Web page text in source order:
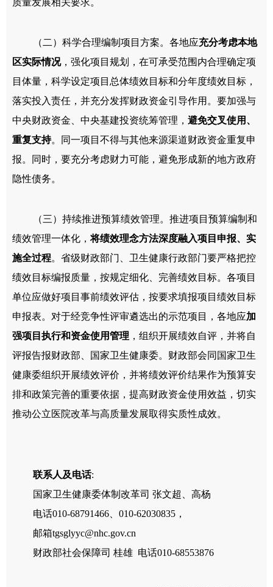
质量发展相关要求。
（二）科学合理编制项目方案。各地应充分考虑本地
区实际情况，强化项目规划，在可承受范围内合理确定项
目体量，科学设定项目总体绩效目标和分年度绩效目标，
落实投入责任，并充分发挥财政资金引导作用。要加强与
中央财政资金、中央基建投资统筹管理， 避免交叉使用、
重复支持。同一项目不得与其他来源渠道财政资金重复申
报。同时，要充分考虑财力可能，避免形成新的地方政府
隐性债务。
（三）持续推进预算绩效管理。推进项目预算编制和
绩效管理一体化，将绩效理念方法深度融入项目申报、实
施全过程。省级财政部门、卫生健康行政部门要严格把控
绩效目标编报质量，按规定细化、完善绩效目标。各项目
单位应做好项目事前绩效评估，按要求填报项目绩效目标
申报表。对于经竞争性评审遴选出的示范项目，各地应加
强项目执行和资金使用管理 ，组织开展绩效自评，并将自
评报告报财政部、国家卫生健康委。财政部会同国家卫生
健康委组织开展绩效评价，并将绩效评价结果作为预算安
排和政策完善的重要依据，提高财政资金使用效益，切实
推动公立医院改革与高质量发展取得实质性成效。
联系人及电话:
国家卫生健康委体制改革司 张文超、高杨
电话010-68791466、010-62030835，
邮箱tgsglyyc@nhc.gov.cn
财政部社会保障司 桂雄 电话010-68553876